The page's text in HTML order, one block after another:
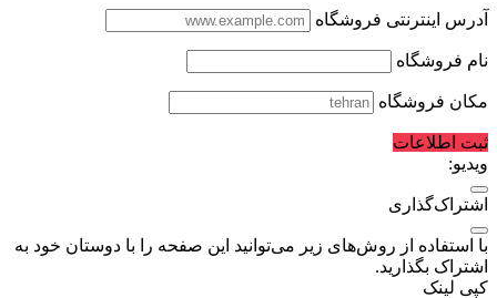
آدرس اینترنتی فروشگاه
نام فروشگاه
مکان فروشگاه
ثبت اطلاعات
ویدیو:
اشتراک‌گذاری
با استفاده از روش‌های زیر می‌توانید این صفحه را با دوستان خود به
اشتراک بگذارید.
کپی لینک